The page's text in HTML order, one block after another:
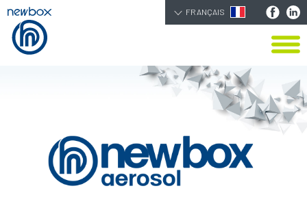
FRANÇAIS